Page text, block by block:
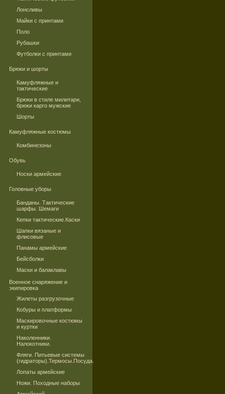
Лонсливы
Майки с принтами
Поло
Рубашки
Футболки с принтами
Брюки и шорты
Камуфляжные и
тактические
Брюки в стиле милитари,
брюки карго мужские
Шорты
Камуфляжные костюмы
Комбинезоны
Обувь
Носки армейские
Головные уборы
Банданы. Тактические
шарфы. Шемаги
Кепки тактические.Каски
Шапки вязаные и
флисовые
Панамы армейские
Бейсболки
Маски и балаклавы
Военное снаряжение и
экипировка
Жилеты разгрузочные
Кобуры и платформы
Маскировочные костюмы
и куртки
Наколенники.
Налокотники.
Фляги. Питьевые системы
(гидраторы).Термосы.Посуда.
Лопаты армейские
Ножи. Походные наборы